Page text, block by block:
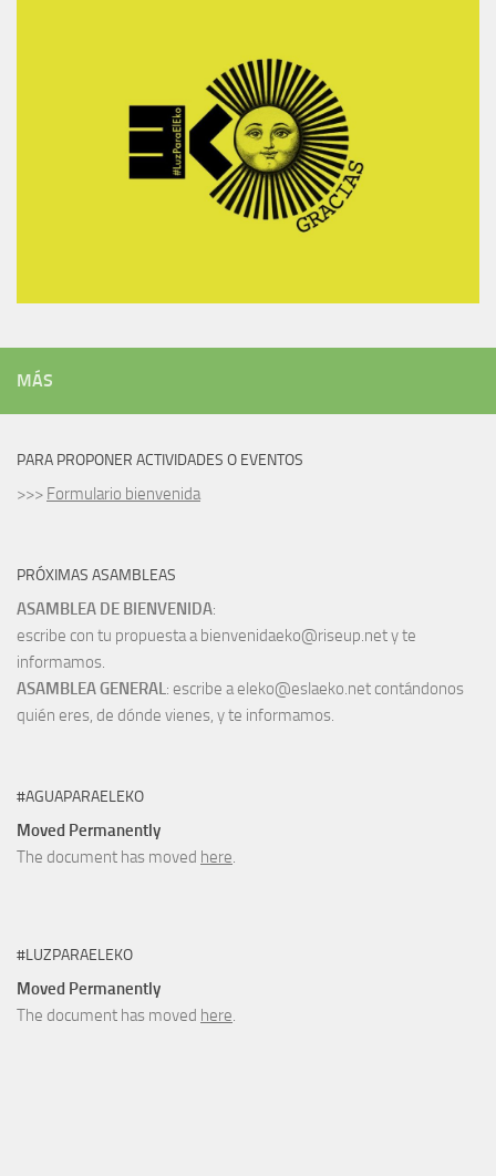
MÁS
PARA PROPONER ACTIVIDADES O EVENTOS
>>> Formulario bienvenida
PRÓXIMAS ASAMBLEAS
ASAMBLEA DE BIENVENIDA:
escribe con tu propuesta a bienvenidaeko@riseup.net y te
informamos.
ASAMBLEA GENERAL: escribe a eleko@eslaeko.net contándonos
quién eres, de dónde vienes, y te informamos.
#AGUAPARAELEKO
Moved Permanently
The document has moved here.
#LUZPARAELEKO
Moved Permanently
The document has moved here.